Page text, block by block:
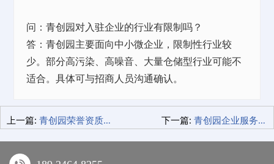
问：青创园对入驻企业的行业有限制吗？
答：青创园主要面向中小微企业，限制性行业较
少。部分高污染、高噪音、大量仓储型行业可能不
适合。具体可与招商人员沟通确认。
上一篇: 青创园荣誉资质：国家级科技企业孵化器、龙华区示范智慧园区、深圳湾区知名品牌 下一篇: 青创园企业服务活动：政策宣讲会、融资对接会、法律咨询每月举办｜助力企业成长